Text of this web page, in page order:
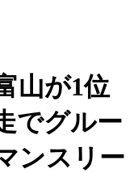
山が1位
でグルー
ンスリー